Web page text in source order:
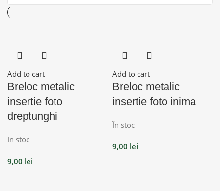
Add to cart
Breloc metalic
insertie foto
dreptunghi
În stoc
9,00 lei
Add to cart
Breloc metalic
insertie foto inima
În stoc
9,00 lei